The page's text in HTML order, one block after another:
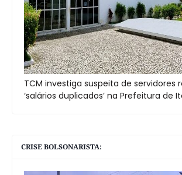
TCM investiga suspeita de servidores
‘salários duplicados’ na Prefeitura de
CRISE BOLSONARISTA: